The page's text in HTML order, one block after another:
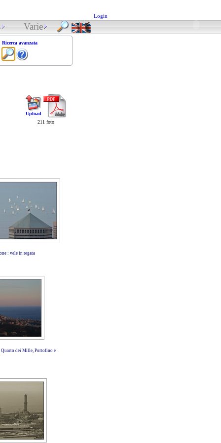
Login
Varie
Ricerca avanzata
Upload
211 foto
: vele in regata
dei Mille, Portofino e